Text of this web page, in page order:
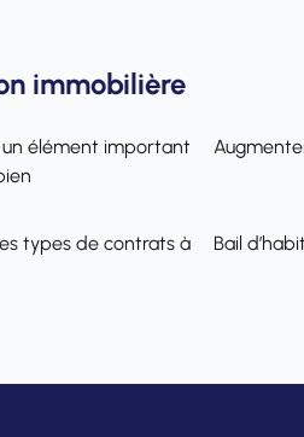
immobilière
élément important
types de contrats à
Bail